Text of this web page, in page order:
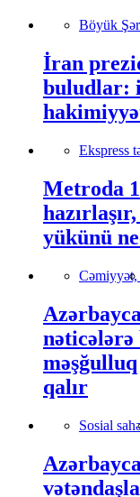
Böyük
İran
buludlar:
Ekspress
Metroda
yükünü
Cəmiyyət,
nəticələrə
qalır
Sosial